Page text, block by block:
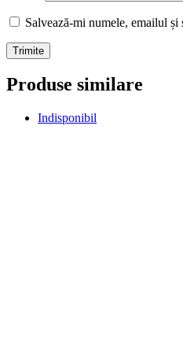
Salvează-mi numele, emailul
Produse similare
Indisponibil